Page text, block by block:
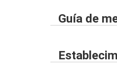
Guía de